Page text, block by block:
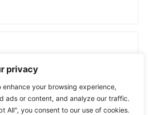
privacy
enhance your browsing experience,
ads or content, and analyze our traffic.
All", you consent to our use of cookies.
PORAZ CIBONE, 0-6 HRVATSKIH KLUBOVA U